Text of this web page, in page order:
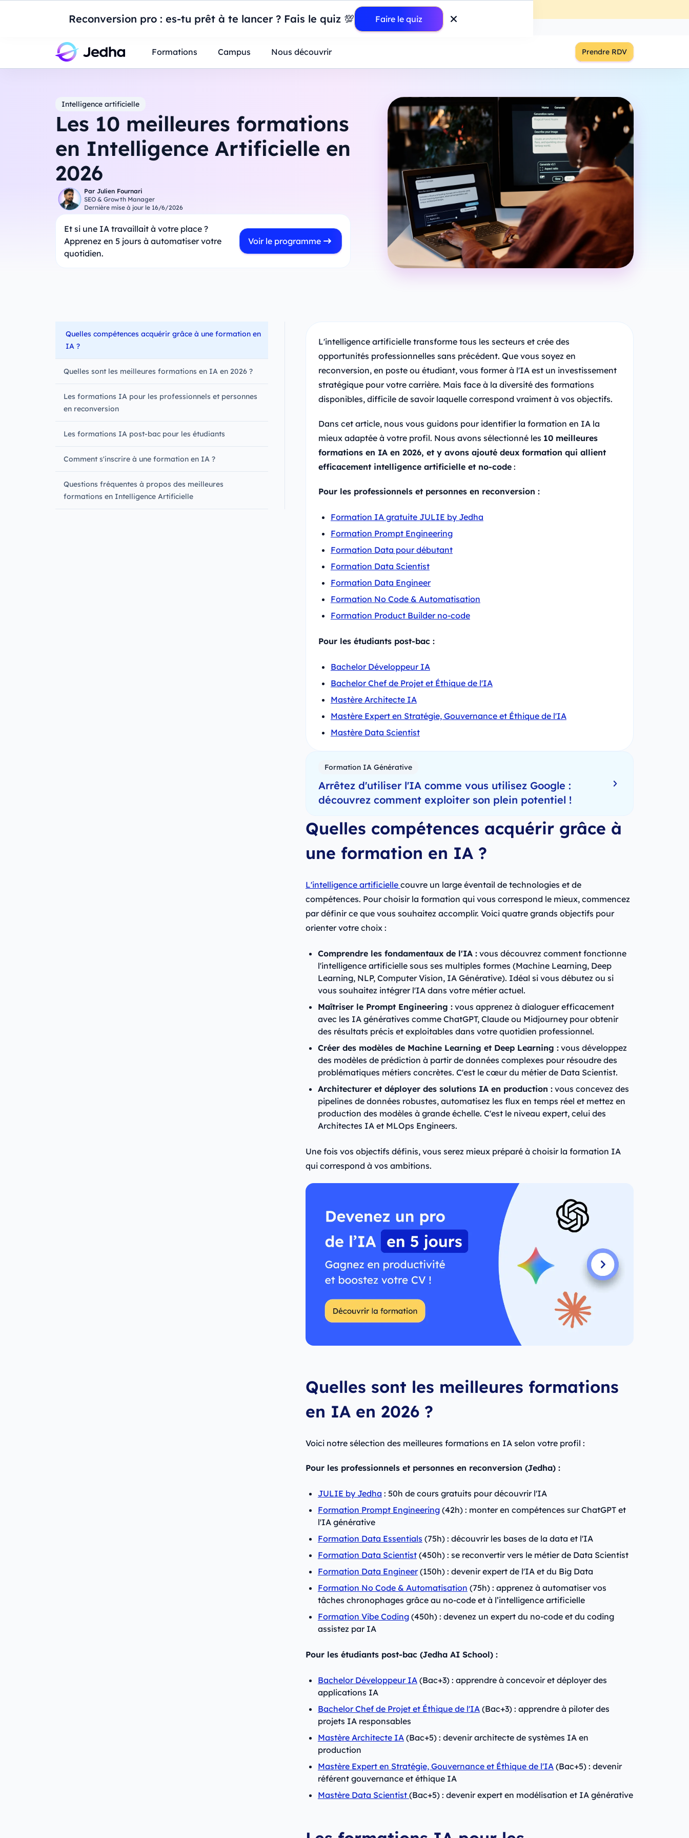
Reconversion pro : es-tu prêt à te lancer ? Fais le quiz 💯 Faire le quiz
Introduction à Power BI : construisez votre premier dashboard de A à Z-Mardi
Étudiants Parents
Formations Campus Nous découvrir Prendre RDV
Intelligence artificielle
Les 10 meilleures formations
en Intelligence Artificielle en
2026
Par Julien Fournari
SEO & Growth Manager
Dernière mise à jour le 16/6/2026
Et si une IA travaillait à votre place ?
Apprenez en 5 jours à automatiser votre
quotidien.
Voir le programme
Quelles compétences acquérir grâce à une formation en
IA ?
Quelles sont les meilleures formations en IA en 2026 ?
Les formations IA pour les professionnels et personnes
en reconversion
Les formations IA post-bac pour les étudiants
Comment s'inscrire à une formation en IA ?
Questions fréquentes à propos des meilleures
formations en Intelligence Artificielle
L'intelligence artificielle transforme tous les secteurs et crée des
opportunités professionnelles sans précédent. Que vous soyez en
reconversion, en poste ou étudiant, vous former à l'IA est un investissement
stratégique pour votre carrière. Mais face à la diversité des formations
disponibles, difficile de savoir laquelle correspond vraiment à vos objectifs.
Dans cet article, nous vous guidons pour identifier la formation en IA la
mieux adaptée à votre profil. Nous avons sélectionné les 10 meilleures
formations en IA en 2026, et y avons ajouté deux formation qui allient
efficacement intelligence artificielle et no-code:
Pour les professionnels et personnes en reconversion :
Formation IA gratuite JULIE by Jedha
Formation Prompt Engineering
Formation Data pour débutant
Formation Data Scientist
Formation Data Engineer
Formation No Code & Automatisation
Formation Product Builder no-code
Pour les étudiants post-bac :
Bachelor Développeur IA
Bachelor Chef de Projet et Éthique de l'IA
Mastère Architecte IA
Mastère Expert en Stratégie, Gouvernance et Éthique de l'IA
Mastère Data Scientist
Formation IA Générative
Arrêtez d'utiliser l'IA comme vous utilisez Google :
découvrez comment exploiter son plein potentiel !
Quelles compétences acquérir grâce à
une formation en IA ?
L'intelligence artificielle couvre un large éventail de technologies et de
compétences. Pour choisir la formation qui vous correspond le mieux, commencez
par définir ce que vous souhaitez accomplir. Voici quatre grands objectifs pour
orienter votre choix :
Comprendre les fondamentaux de l'IA :vous découvrez comment fonctionne
l'intelligence artificielle sous ses multiples formes (Machine Learning, Deep
Learning, NLP, Computer Vision, IA Générative). Idéal si vous débutez ou si
vous souhaitez intégrer l'IA dans votre métier actuel.
Maîtriser le Prompt Engineering :vous apprenez à dialoguer efficacement
avec les IA génératives comme ChatGPT, Claude ou Midjourney pour obtenir
des résultats précis et exploitables dans votre quotidien professionnel.
Créer des modèles de Machine Learning et Deep Learning :vous développez
des modèles de prédiction à partir de données complexes pour résoudre des
problématiques métiers concrètes. C'est le cœur du métier de Data Scientist.
Architecturer et déployer des solutions IA en production :vous concevez des
pipelines de données robustes, automatisez les flux en temps réel et mettez en
production des modèles à grande échelle. C'est le niveau expert, celui des
Architectes IA et MLOps Engineers.
Une fois vos objectifs définis, vous serez mieux préparé à choisir la formation IA
qui correspond à vos ambitions.
Quelles sont les meilleures formations
en IA en 2026 ?
Voici notre sélection des meilleures formations en IA selon votre profil :
Pour les professionnels et personnes en reconversion (Jedha) :
JULIE by Jedha : 50h de cours gratuits pour découvrir l'IA
Formation Prompt Engineering(42h) : monter en compétences sur ChatGPT et
l'IA générative
Formation Data Essentials (75h) : découvrir les bases de la data et l'IA
Formation Data Scientist(450h) : se reconvertir vers le métier de Data Scientist
Formation Data Engineer(150h) : devenir expert de l'IA et du Big Data
Formation No Code & Automatisation (75h) : apprenez à automatiser vos
tâches chronophages grâce au no-code et à l’intelligence artificielle
Formation Vibe Coding(450h) : devenez un expert du no-code et du coding
assistez par IA
Pour les étudiants post-bac (Jedha AI School) :
Bachelor Développeur IA(Bac+3) : apprendre à concevoir et déployer des
applications IA
Bachelor Chef de Projet et Éthique de l'IA(Bac+3) : apprendre à piloter des
projets IA responsables
Mastère Architecte IA(Bac+5) : devenir architecte de systèmes IA en
production
Mastère Expert en Stratégie, Gouvernance et Éthique de l'IA(Bac+5) : devenir
référent gouvernance et éthique IA
Mastère Data Scientist (Bac+5) : devenir expert en modélisation et IA générative